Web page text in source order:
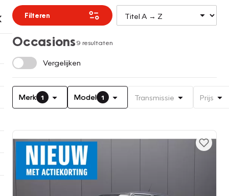
Filteren
Occasions9 resultaten
Vergelijken
Merk 1 Model 1 Transmissie Prijs